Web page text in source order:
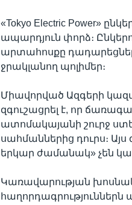
«Tokyo Electric Power»
ապարդյուն փորձ։
արտահոսքը
ջրակլանող պոլիմեր։
Միավորված Ազգերի
զգուշացրել է, որ
ատոմակայանի շուրջ
սահմաններից դուրս։
երկար ժամանակ» չեն
Կառավարության